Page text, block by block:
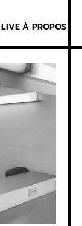
LIVE À PROPOS